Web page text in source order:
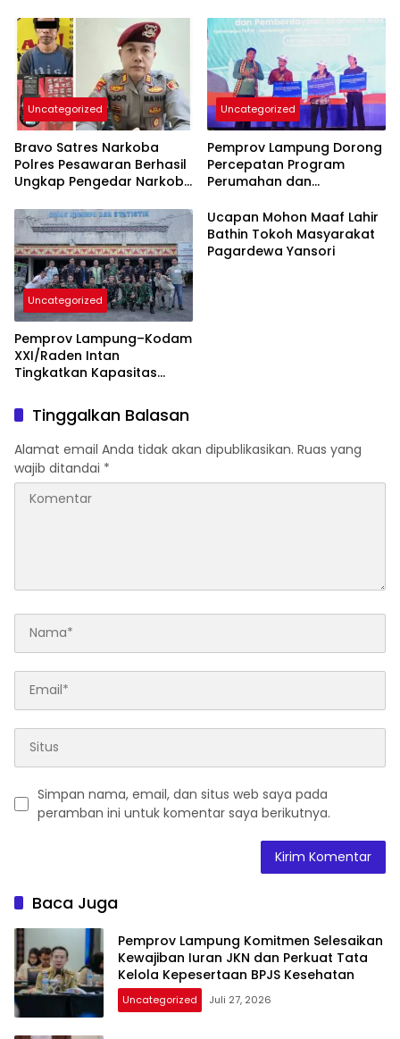
Kepesertaan BPJS
Kesehatan
Uncategorized
Bravo Satres Narkoba
Polres Pesawaran Berhasil
Ungkap Pengedar Narkoba
Uncategorized
Pemprov Lampung Dorong
Percepatan Program
Perumahan dan
Rakyat
Uncategorized
Pemprov Lampung–Kodam
XXI/Raden Intan
Tingkatkan Kapasitas
Komunikasi Publik
Ucapan Mohon Maaf Lahir
Bathin Tokoh Masyarakat
Pagardewa Yansori
Tinggalkan Balasan
Alamat email Anda tidak akan dipublikasikan. Ruas yang
wajib ditandai *
Simpan nama, email, dan situs web saya pada
peramban ini untuk komentar saya berikutnya.
Baca Juga
Pemprov Lampung Komitmen Selesaikan
Kewajiban Iuran JKN dan Perkuat Tata
Kelola Kepesertaan BPJS Kesehatan
Uncategorized Juli 27, 2026